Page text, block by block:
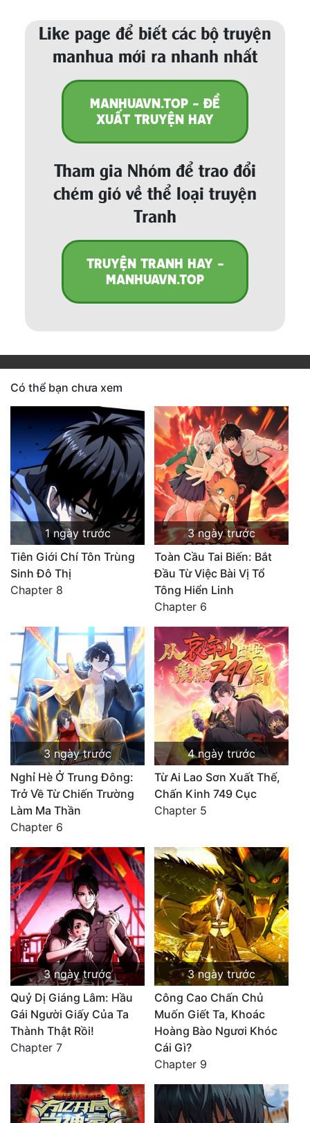
Like page để biết các bộ truyện
manhua mới ra nhanh nhất
MANHUAVN.TOP - ĐỀ
XUẤT TRUYỆN HAY
Tham gia Nhóm để trao đổi
chém gió về thể loại truyện
Tranh
TRUYỆN TRANH HAY -
MANHUAVN.TOP
Có thể bạn chưa xem
1 ngày trước
Tiên Giới Chí Tôn Trùng
Sinh Đô Thị
Chapter 8
3 ngày trước
Toàn Cầu Tai Biến: Bắt
Đầu Từ Việc Bài Vị Tổ
Tông Hiển Linh
Chapter 6
3 ngày trước
Nghỉ Hè Ở Trung Đông:
Trở Về Từ Chiến Trường
Làm Ma Thần
Chapter 6
4 ngày trước
Từ Ai Lao Sơn Xuất Thế,
Chấn Kinh 749 Cục
Chapter 5
3 ngày trước
Quỷ Dị Giáng Lâm: Hầu
Gái Người Giấy Của Ta
Thành Thật Rồi!
Chapter 7
3 ngày trước
Công Cao Chấn Chủ
Muốn Giết Ta, Khoác
Hoàng Bào Ngươi Khóc
Cái Gì?
Chapter 9